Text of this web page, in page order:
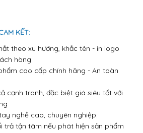
KẾT:
theo xu hướng, khắc tên - in logo
hàng
cao cấp chính hãng - An toàn
cạnh tranh, đặc biệt giá siêu tốt với
nghề cao, chuyên nghiệp.
trả tận tâm nếu phát hiện sản phẩm